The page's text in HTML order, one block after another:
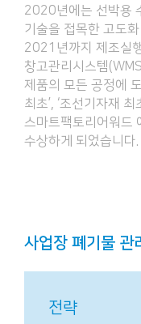
2020년에는 선박용
기술을 접목한 고도
2021년까지 제조실
창고관리시스템
제품의 모든 공정에
최초’, ‘조선기자재
스마트팩토리어워드
수상하게 되었습니다.
사업장 폐기물 관
전략